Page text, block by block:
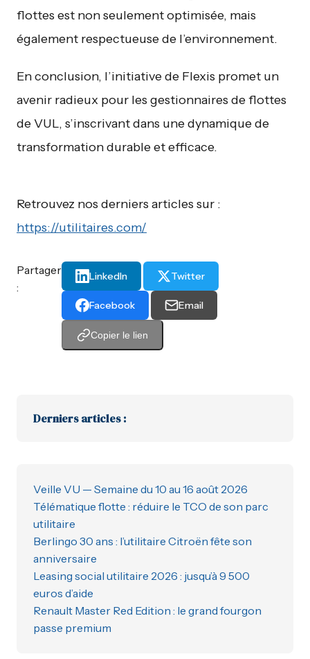
flottes est non seulement optimisée, mais
également respectueuse de l’environnement.
En conclusion, l’initiative de Flexis promet un
avenir radieux pour les gestionnaires de flottes
de VUL, s’inscrivant dans une dynamique de
transformation durable et efficace.
Retrouvez nos derniers articles sur :
https://utilitaires.com/
Partager
:
LinkedIn Twitter
Facebook Email
Copier le lien
Derniers articles :
Veille VU — Semaine du 10 au 16 août 2026
Télématique flotte : réduire le TCO de son parc
utilitaire
Berlingo 30 ans : l’utilitaire Citroën fête son
anniversaire
Leasing social utilitaire 2026 : jusqu’à 9 500
euros d’aide
Renault Master Red Edition : le grand fourgon
passe premium